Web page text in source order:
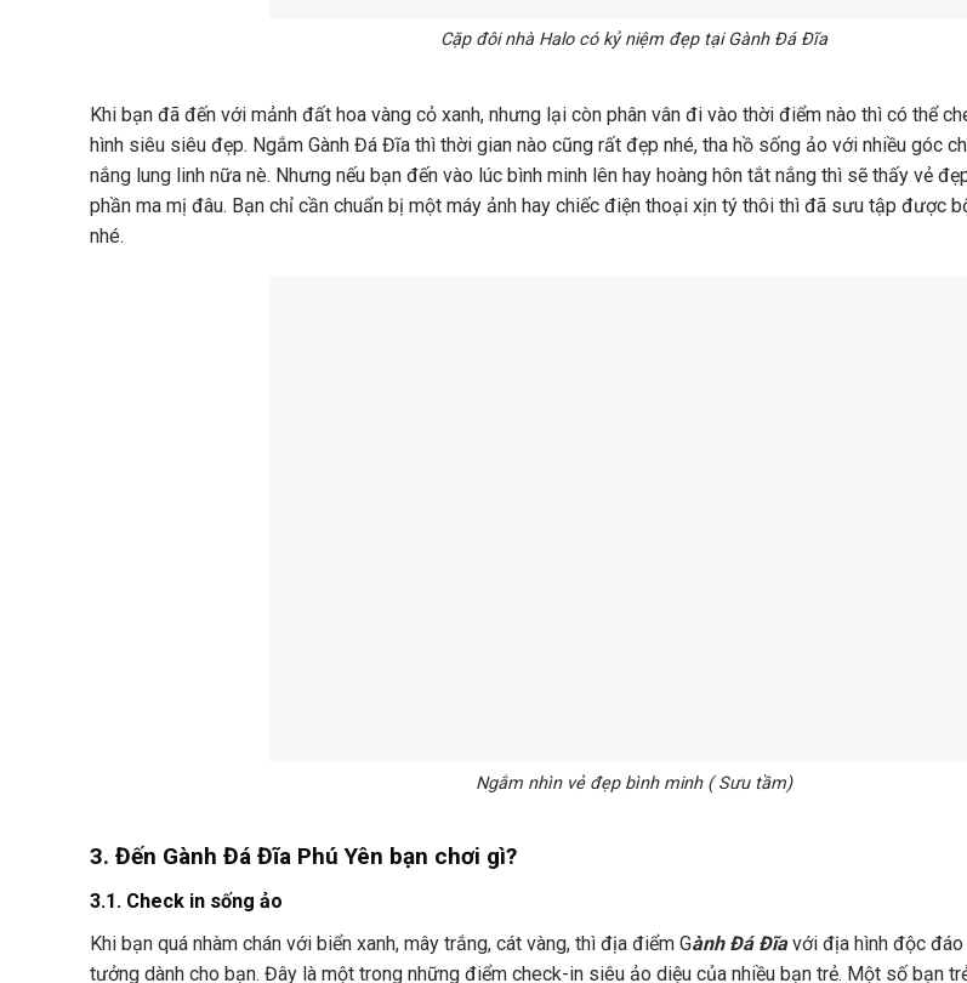
Cặp đôi nhà Halo có kỷ niệm đẹp tại Gành Đá Đĩa
Khi bạn đã đến với mảnh đất hoa vàng cỏ xanh, nhưng lại còn phân vân đi vào thời điểm nào thì có thể
hình siêu siêu đẹp. Ngắm Gành Đá Đĩa thì thời gian nào cũng rất đẹp nhé, tha hồ sống ảo với nhiều góc
nắng lung linh nữa nè. Nhưng nếu bạn đến vào lúc bình minh lên hay hoàng hôn tắt nắng thì sẽ thấy vẻ
phần ma mị đâu. Bạn chỉ cần chuẩn bị một máy ảnh hay chiếc điện thoại xịn tý thôi thì đã sưu tập được
nhé.
Ngắm nhìn vẻ đẹp bình minh ( Sưu tầm)
3. Đến Gành Đá Đĩa Phú Yên bạn chơi gì?
3.1. Check in sống ảo
Khi bạn quá nhàm chán với biển xanh, mây trắng, cát vàng, thì địa điểm Gành Đá Đĩavới địa hình độc
tưởng dành cho bạn. Đây là một trong những điểm check-in siêu ảo diệu của nhiều bạn trẻ. Một số bạn